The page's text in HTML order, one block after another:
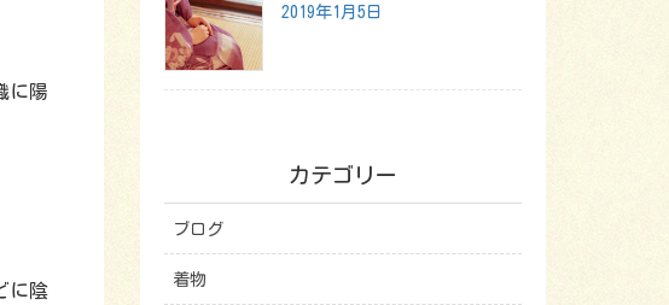
に陽
に陰
2019年1月5日
カテゴリー
ブログ
着物